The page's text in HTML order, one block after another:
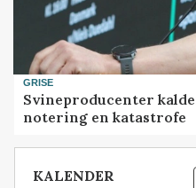
GRISE
Svineproducenter
notering en katastrofe
KALENDER